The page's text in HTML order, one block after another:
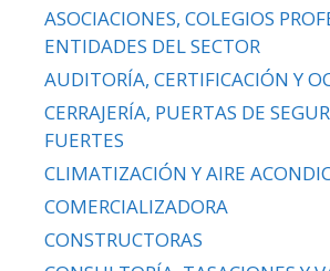
ASOCIACIONES, COLEGIOS
ENTIDADES DEL SECTOR
AUDITORÍA, CERTIFICACIÓN Y
CERRAJERÍA, PUERTAS DE
FUERTES
CLIMATIZACIÓN Y AIRE
COMERCIALIZADORA
CONSTRUCTORAS